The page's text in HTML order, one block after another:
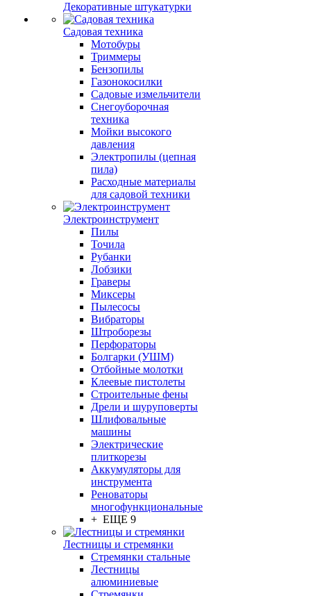
Декоративные штукатурки
Садовая техника
Мотобуры
Триммеры
Бензопилы
Газонокосилки
Садовые измельчители
Снегоуборочная
техника
Мойки высокого
давления
Электропилы (цепная
пила)
Расходные материалы
для садовой техники
Электроинструмент
Пилы
Точила
Рубанки
Лобзики
Граверы
Миксеры
Пылесосы
Вибраторы
Штроборезы
Перфораторы
Болгарки (УШМ)
Отбойные молотки
Клеевые пистолеты
Строительные фены
Дрели и шуруповерты
Шлифовальные
машины
Электрические
плиткорезы
Аккумуляторы для
инструмента
Реноваторы
многофункциональные
+ ЕЩЕ 9
Лестницы и стремянки
Стремянки стальные
Лестницы
алюминиевые